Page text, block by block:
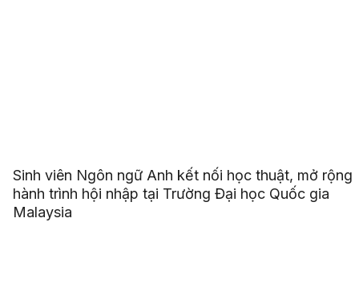
Sinh viên Ngôn ngữ Anh kết nối học thuật, mở rộng
hành trình hội nhập tại Trường Đại học Quốc gia
Malaysia